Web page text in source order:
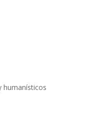
humanísticos